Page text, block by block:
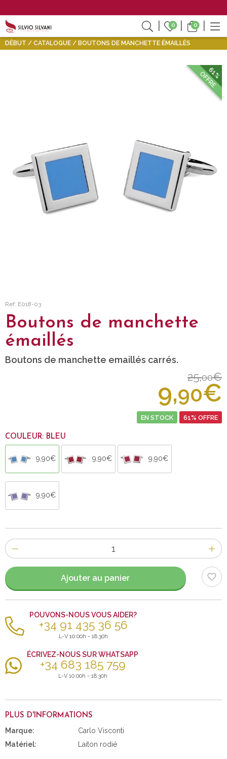
0 0
DÉBUT CATALOGUE BOUTONS DE MANCHETTE ÉMAILLÉS
61%
OFFRE
Ref: E018-03
Boutons de manchette
émaillés
Boutons de manchette emaillés carrés.
25,00€
9,90€
EN STOCK 61% OFFRE
COULEUR: BLEU
9,90€ 9,90€ 9,90€
9,90€
Nombre
d'items
Ajouter au panier
POUVONS-NOUS VOUS AIDER?
+34 91 435 36 56
L-V 10:00h - 18:30h
ÉCRIVEZ-NOUS SUR WHATSAPP
+34 683 185 759
L-V 10:00h - 18:30h
PLUS D'INFORMATIONS
Marque:
Carlo Visconti
Matériel:
Laiton rodié